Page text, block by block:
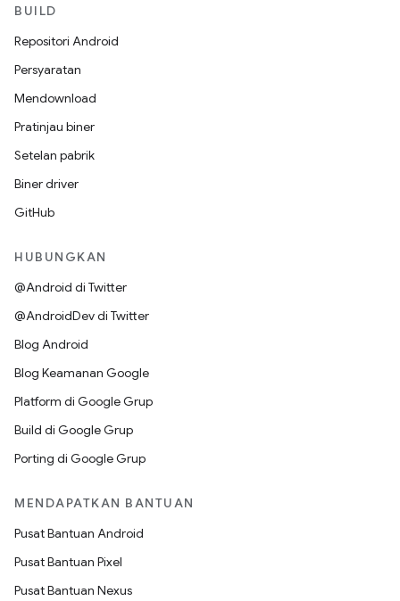
BUILD
Repositori Android
Persyaratan
Mendownload
Pratinjau biner
Setelan pabrik
Biner driver
GitHub
HUBUNGKAN
@Android di Twitter
@AndroidDev di Twitter
Blog Android
Blog Keamanan Google
Platform di Google Grup
Build di Google Grup
Porting di Google Grup
MENDAPATKAN BANTUAN
Pusat Bantuan Android
Pusat Bantuan Pixel
Pusat Bantuan Nexus